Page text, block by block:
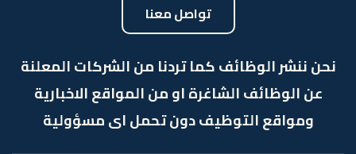
تواصل معنا
نحن ننشر الوظائف كما تردنا من الشركات المعلنة
عن الوظائف الشاغرة او من المواقع الاخبارية
ومواقع التوظيف دون تحمل اى مسؤولية